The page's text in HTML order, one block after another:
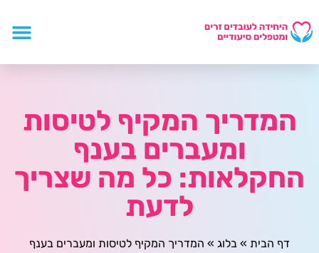
המדריך המקיף לטיסות
ומעברים בענף
החקלאות: כל מה שצריך
לדעת
דף הבית » בלוג » המדריך המקיף לטיסות ומעברים בענף